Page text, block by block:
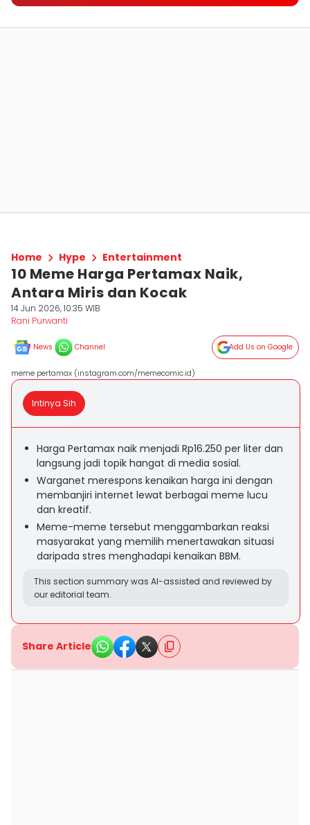
Home Hype Entertainment
10 Meme Harga Pertamax Naik,
Antara Miris dan Kocak
14 Jun 2026, 10:35 WIB
Rani Purwanti
News Channel Add Us on Google
meme pertamax (instagram.com/memecomic.id)
Intinya Sih
Harga Pertamax naik menjadi Rp16.250 per liter dan
langsung jadi topik hangat di media sosial.
Warganet merespons kenaikan harga ini dengan
membanjiri internet lewat berbagai meme lucu
dan kreatif.
Meme-meme tersebut menggambarkan reaksi
masyarakat yang memilih menertawakan situasi
daripada stres menghadapi kenaikan BBM.
This section summary was AI-assisted and reviewed by
our editorial team.
Share Article